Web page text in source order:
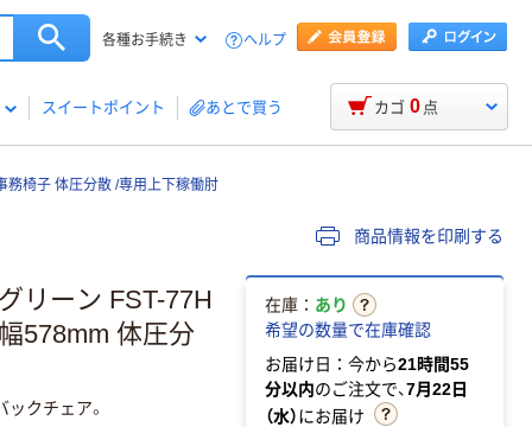
各種お手続き ヘルプ
スイートポイント あとで買う カゴ 0 点
務椅子 体圧分散 /専用上下稼働肘
商品情報を印刷する
リーン FST-77H
578mm 体圧分
クチェア。
在庫： あり
希望の数量で在庫確認
お届け日：今から21時間55
分以内のご注文で、7月22日
（水）にお届け